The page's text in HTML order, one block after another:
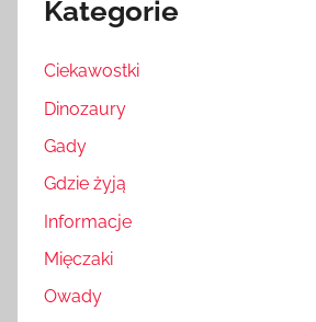
Kategorie
Ciekawostki
Dinozaury
Gady
Gdzie żyją
Informacje
Mięczaki
Owady